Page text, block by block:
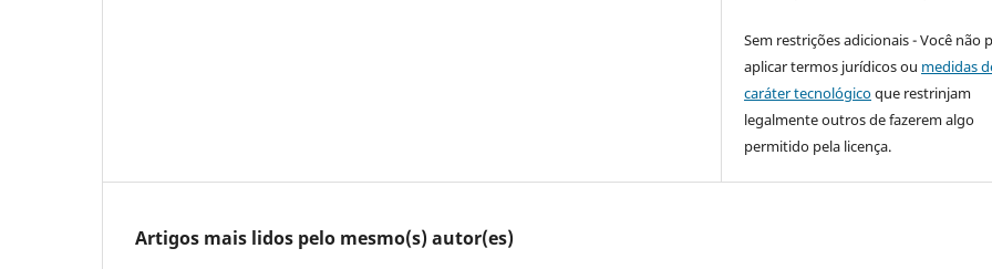
Sem restrições adicionais - Você não
aplicar termos jurídicos ou medidas
caráter tecnológicoque restrinjam
legalmente outros de fazerem algo
permitido pela licença.
Artigos mais lidos pelo mesmo(s) autor(es)